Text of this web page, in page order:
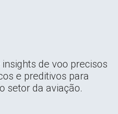
de voo precisos
e preditivos para
setor da aviação.